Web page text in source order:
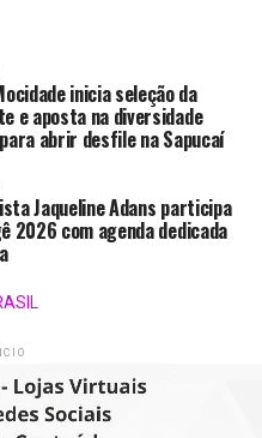
inicia seleção da
e aposta na diversidade
abrir desfile na Sapucaí
Jaqueline Adans participa
2026 com agenda dedicada